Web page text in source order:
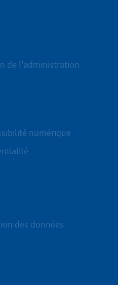
de l'administration
numérique
des données